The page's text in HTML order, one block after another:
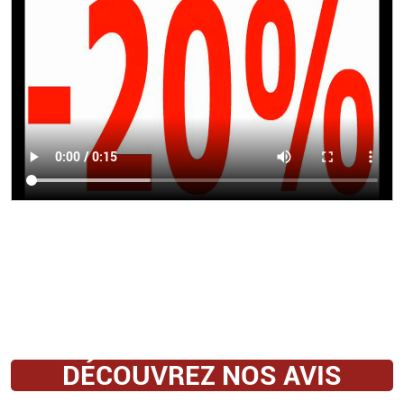
DÉCOUVREZ NOS AVIS